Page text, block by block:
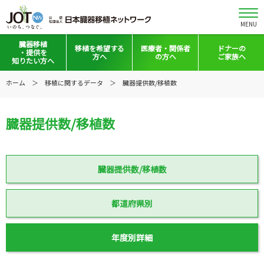
MENU
臓器移植
・提供を
知りたい方へ
移植と提供とは
日本の移植事情
全国のイベント・活動情報
移植を希望する
方へ
移植希望登録をお考えの方へ
医療者・ 関係者
の方へ
医療者向けお知らせ
会員の皆さまへ
コーディネーター向けログイン
ドナーの
ご家族へ
ホーム 移植に関するデータ 臓器提供数/移植数
臓器提供数/移植数
臓器提供数/移植数
都道府県別
年度別詳細